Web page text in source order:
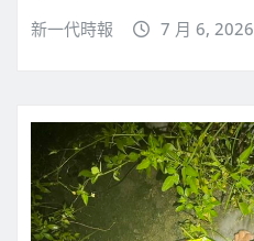
新一代時報 7 月 6, 2026